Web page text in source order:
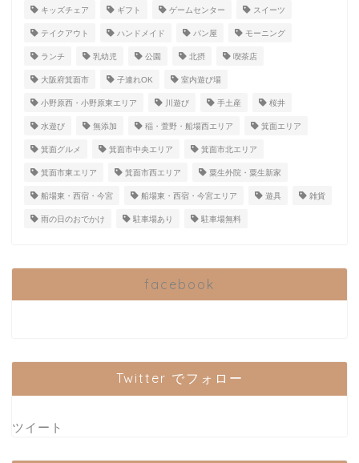
キッズチェア ギフト ゲームセンター スイーツ
テイクアウト ハンドメイド パン屋 モーニング
ランチ 乳幼児 公園 北摂 喫茶店
大阪府箕面市 子連れOK 室内遊び場
小野原西・小野原東エリア 川遊び 手土産 桜井
水遊び 無添加 稲・萱野・船場西エリア 箕面エリア
箕面グルメ 箕面市中央エリア 箕面市北エリア
箕面市東エリア 箕面市西エリア 粟生外院・粟生新家
船場東・西宿・今宮 船場東・西宿・今宮エリア 遊具 雑貨
雨の日のおでかけ 駐車場あり 駐車場無料
facebook
Twitter でフォロー
ツイート